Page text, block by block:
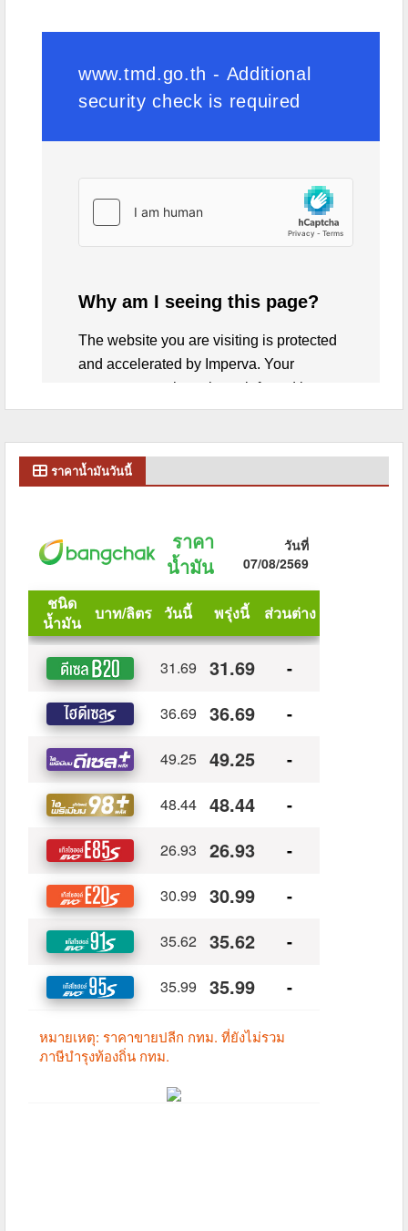
ราคาน้ำมันวันนี้